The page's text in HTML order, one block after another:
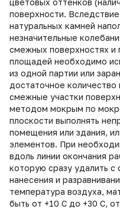
поверхности.
натуральных камней
незначительные
смежных поверхностях и
площадей необходимо
из одной партии или
достаточное количество
смежные участки
методом мокрым по
плоскости выполнять
помещения или здания,
элементов. При
вдоль линии окончания
которую сразу удалить с
нанесения и
температура воздуха,
быть от +10 С до +30 С,